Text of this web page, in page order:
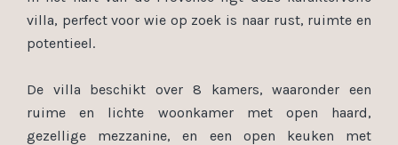
villa, perfect voor wie op zoek is naar rust, ruimte en
potentieel.
De villa beschikt over 8 kamers, waaronder een
ruime en lichte woonkamer met open haard,
gezellige mezzanine, en een open keuken met